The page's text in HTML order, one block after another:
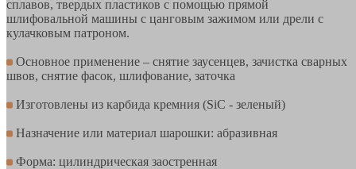
сплавов, твердых пластиков с помощью прямой
шлифовальной машины с цанговым зажимом или дрели с
кулачковым патроном.
Основное применение – снятие заусенцев, зачистка сварных
швов, снятие фасок, шлифование, заточка
Изготовлены из карбида кремния (SiC - зеленый)
Назначение или материал шарошки: абразивная
Форма: цилиндрическая заостренная